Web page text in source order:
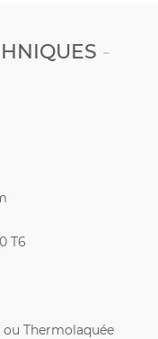
T6
Thermolaquée